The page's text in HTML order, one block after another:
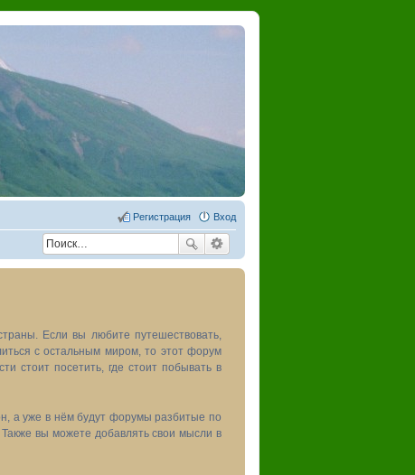
Вход
Регистрация
Если вы любите путешествовать,
с остальным миром, то этот форум
стоит посетить, где стоит побывать в
а уже в нём будут форумы разбитые по
вы можете добавлять свои мысли в